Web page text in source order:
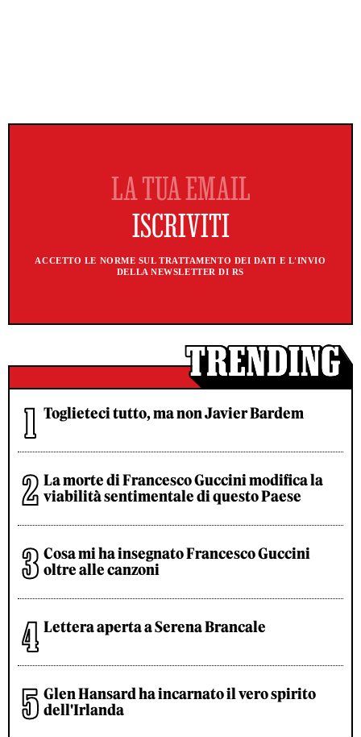
ACCETTO LE NORME SUL TRATTAMENTO DEI DATI E L'INVIO
DELLA NEWSLETTER DI RS
Toglieteci tutto, ma non Javier Bardem
La morte di Francesco Guccini modifica la
viabilità sentimentale di questo Paese
Cosa mi ha insegnato Francesco Guccini
oltre alle canzoni
Lettera aperta a Serena Brancale
Glen Hansard ha incarnato il vero spirito
dell'Irlanda